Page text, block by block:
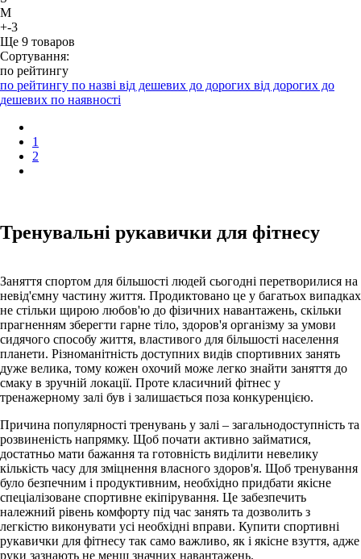
M
+-3
Ще 9 товаров
Сортування:
по рейтингу
по рейтингу по назві від дешевих до дорогих від дорогих до
дешевих по наявності
1
2
Тренувальні рукавички для фітнесу
Заняття спортом для більшості людей сьогодні перетворилися на
невід'ємну частину життя. Продиктовано це у багатьох випадках
не стільки щирою любов'ю до фізичних навантажень, скільки
прагненням зберегти гарне тіло, здоров'я організму за умови
сидячого способу життя, властивого для більшості населення
планети. Різноманітність доступних видів спортивних занять
дуже велика, тому кожен охочий може легко знайти заняття до
смаку в зручній локації. Проте класичний фітнес у
тренажерному залі був і залишається поза конкуренцією.
Причина популярності тренувань у залі – загальнодоступність та
розвиненість напрямку. Щоб почати активно займатися,
достатньо мати бажання та готовність виділити невелику
кількість часу для зміцнення власного здоров'я. Щоб тренування
було безпечним і продуктивним, необхідно придбати якісне
спеціалізоване спортивне екіпірування. Це забезпечить
належний рівень комфорту під час занять та дозволить з
легкістю виконувати усі необхідні вправи. Купити спортивні
рукавички для фітнесу так само важливо, як і якісне взуття, адже
руки зазнають не менш значних навантажень.